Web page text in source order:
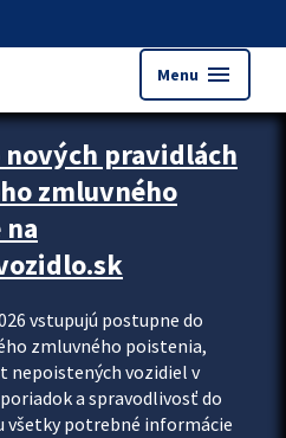
Menu menu
nových pravidlách
zmluvného
vstupujú postupne do
zmluvného poistenia,
nepoistených vozidiel v
a spravodlivosť do
všetky potrebné informácie